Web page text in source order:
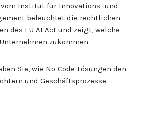
vom Institut für Innovations- und
beleuchtet die rechtlichen
des EU AI Act und zeigt, welche
zukommen.
Sie, wie No-Code-Lösungen den
und Geschäftsprozesse